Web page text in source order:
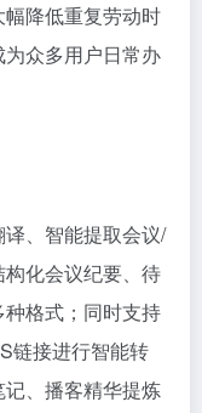
降低重复劳动时
众多用户日常办
、智能提取会议/
化会议纪要、待
格式；同时支持
链接进行智能转
、播客精华提炼